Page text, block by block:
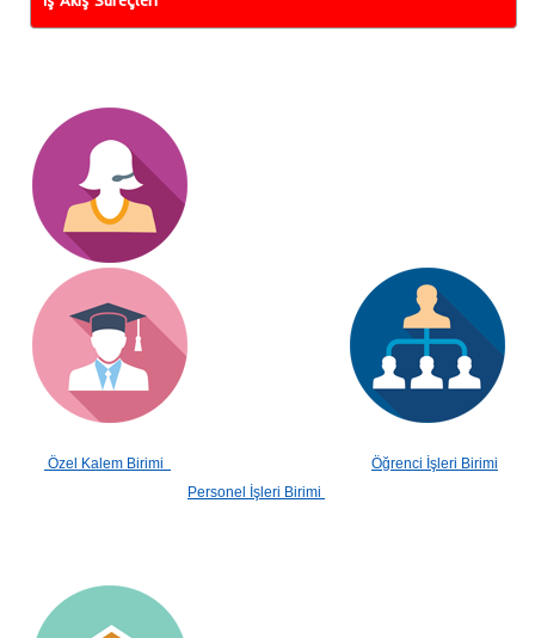
Özel Kalem Birimi
Öğrenci İşleri Birimi
Personel İşleri Birimi